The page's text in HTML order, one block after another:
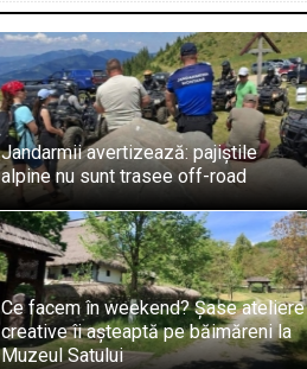
Jandarmii avertizează: pajiștile
alpine nu sunt trasee off-road
Ce facem în weekend? Șase ateliere
creative îi așteaptă pe băimăreni la
Muzeul Satului